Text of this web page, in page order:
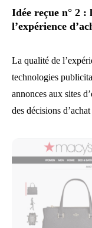
Idée reçue n° 2 :
l’expérience
La qualité de
technologies
annonces aux sites
des décisions